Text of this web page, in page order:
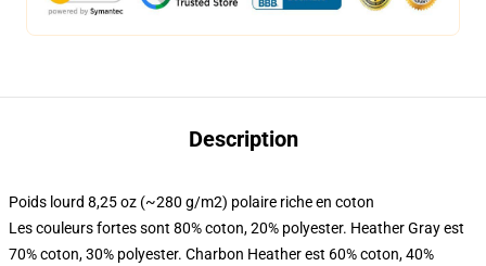
Description
Poids lourd 8,25 oz (~280 g/m2) polaire riche en coton
Les couleurs fortes sont 80% coton, 20% polyester. Heather Gray est
70% coton, 30% polyester. Charbon Heather est 60% coton, 40%